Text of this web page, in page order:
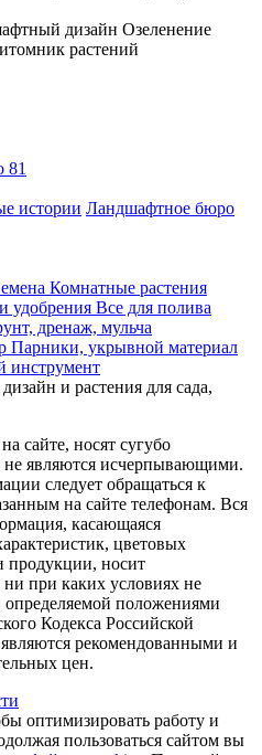
дизайн Озеленение
растений
81
истории Ландшафтное бюро
Комнатные растения
удобрения Все для полива
дренаж, мульча
Парники, укрывной материал
инструмент
и растения для сада,
сайте, носят сугубо
являются исчерпывающими.
следует обращаться к
на сайте телефонам. Вся
касающаяся
цветовых
продукции, носит
при каких условиях не
определяемой положениями
Кодекса Российской
рекомендованными и
цен.
оптимизировать работу и
пользоваться сайтом вы